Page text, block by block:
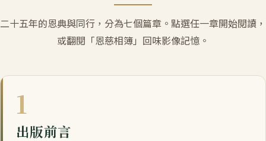
二十五年的恩典與同行，分為七個篇章。點選任一章開始閱讀，
或翻閱「恩慈相簿」回味影像記憶。
1
出版前言